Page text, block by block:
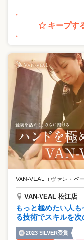
キープす
VAN-VEAL（ヴァン・ベー
VAN-VEAL 松江店
もっと極めたい人
る技術でスキルを次
2023 SILVER受賞